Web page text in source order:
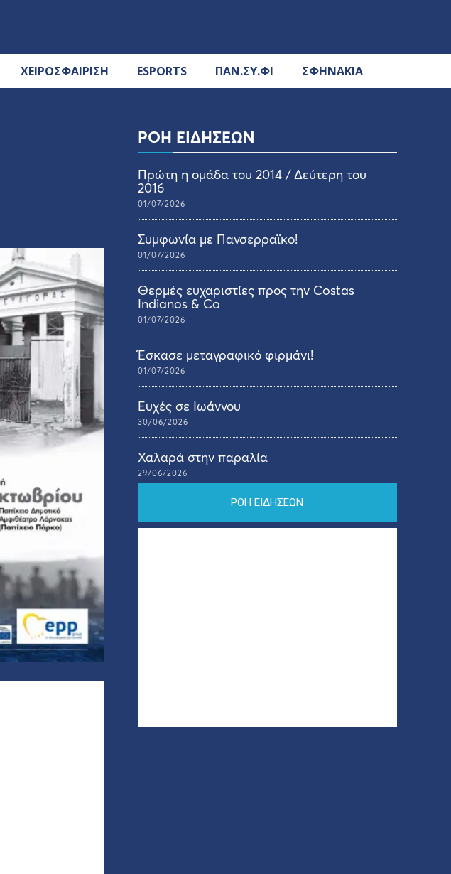
ΧΕΙΡΟΣΦΑΙΡΙΣΗ ESPORTS ΠΑΝ.ΣΥ.ΦΙ ΣΦΗΝΑΚΙΑ
ΡΟΗ ΕΙΔΗΣΕΩΝ
Πρώτη η ομάδα του 2014 / Δεύτερη του
2016
01/07/2026
Συμφωνία με Πανσερραϊκο!
01/07/2026
Θερμές ευχαριστίες προς την Costas
Indianos & Co
01/07/2026
Έσκασε μεταγραφικό φιρμάνι!
01/07/2026
Ευχές σε Ιωάννου
30/06/2026
Χαλαρά στην παραλία
29/06/2026
ΡΟΗ ΕΙΔΗΣΕΩΝ